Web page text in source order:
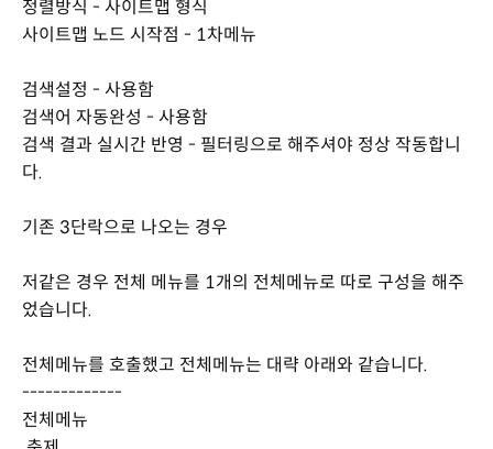
정렬방식 - 사이트맵 형식
사이트맵 노드 시작점 - 1차메뉴
검색설정 - 사용함
검색어 자동완성 - 사용함
검색 결과 실시간 반영 - 필터링으로 해주셔야 정상 작동합니
다.
기존 3단락으로 나오는 경우
저같은 경우 전체 메뉴를 1개의 전체메뉴로 따로 구성을 해주
었습니다.
전체메뉴를 호출했고 전체메뉴는 대략 아래와 같습니다.
-------------
전체메뉴